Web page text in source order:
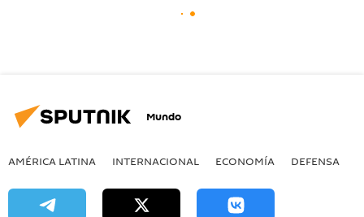
Mundo
AMÉRICA LATINA INTERNACIONAL ECONOMÍA DEFENSA